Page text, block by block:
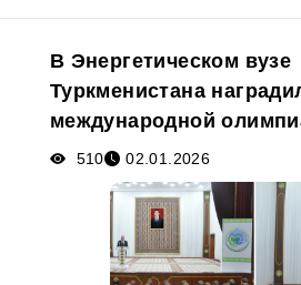
Новости
Медиа
Афиша
В Энергетическом вузе
Туркменистана
международной
510 02.01.2026